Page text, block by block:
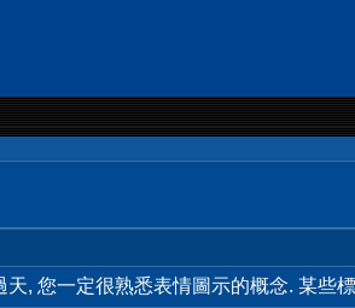
, 您一定很熟悉表情圖示的概念. 某些